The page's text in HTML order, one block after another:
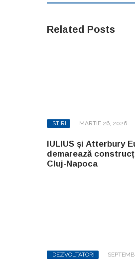
Related Posts
STIRI MARTIE 26, 2026
IULIUS și Atterbury
demarează
Cluj-Napoca
DEZVOLTATORI